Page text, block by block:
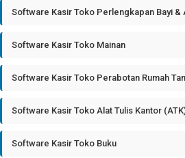
Software Kasir Toko Perlengkapan Bayi &
Software Kasir Toko Mainan
Software Kasir Toko Perabotan Rumah
Software Kasir Toko Alat Tulis Kantor
Software Kasir Toko Buku